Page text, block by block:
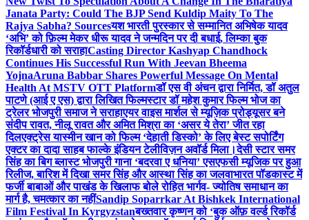
Janata Party: Could The BJP Send Kuldip Maity To The
Rajya Sabha? Sourcesयश भारती पुरस्कार से सम्मानित अभिषेक यादव
‘अभि’ को फ़िल्म मेकर धीरू यादव ने जन्मदिन पर दी बधाई, लिम्का बुक
रिकॉर्डधारी को सराहाCasting Director Kashyap Chandhock
Continues His Successful Run With Jeevan Bheema
YojnaAruna Babbar Shares Powerful Message On Mental
Health At MSTV OTT Platformडॉ एस वी अंचन द्वारा निर्मित, डॉ अतुल
पाटणे (आई ए एस) द्वारा लिखित फिल्मस्टार डॉ महेश कुमार फिल्म भोज का
ट्रेलर भोजपुरी समाज ने सराहाएयर वाइस मार्शल से म्यूज़िक प्रोड्यूसर बने
संदीप रावत, नीलू रावत और अमित मिश्रा का ‘असर ये तेरा’ जीत रहा
दिलएक्ट्रेस यास्मीन खान को फिल्म ‘देहाती डिस्को’ के लिए बेस्ट सपोर्टिंग
एक्टर का दादा साहब फाल्के इंडियन टेलीविज़न अवॉर्ड मिला।देसी स्टार समर
सिंह का बिग ब्लास्ट भोजपुरी गाना ‘बदरवा ए धनिया’ एसएफसी म्यूजिक पर हुआ
रिलीज, बारिश में दिखा समर सिंह और आस्था सिंह का जलवाभारत पॉडकास्ट में
फर्जी बाबाओं और पाखंड के खिलाफ बोले रोहित भार्गव- ज्योतिष समाधान का
मार्ग है, चमत्कार का नहींSandip Soparrkar At Bishkek International
Film Festival In Kyrgyzstanबख्तवार कृष्णन को ‘बुक ऑफ़ वर्ल्ड रिकॉर्ड